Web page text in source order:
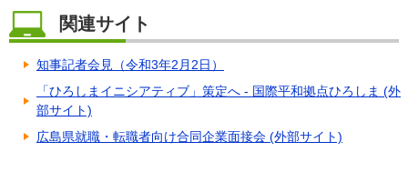
関連サイト
知事記者会見（令和3年2月2日）
「ひろしまイニシアティブ」策定へ - 国際平和拠点ひろしま (外
部サイト)
広島県就職・転職者向け合同企業面接会 (外部サイト)